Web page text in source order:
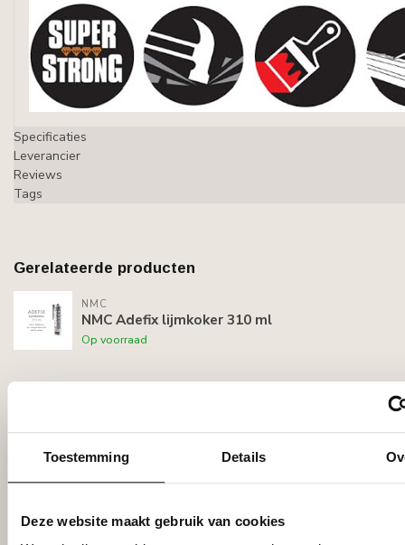
Toestemming Details
Deze website maakt gebruik van cookies
Specificaties
Leverancier
Reviews
Tags
Gerelateerde producten
NMC
NMC Adefix lijmkoker 310 ml
Op voorraad